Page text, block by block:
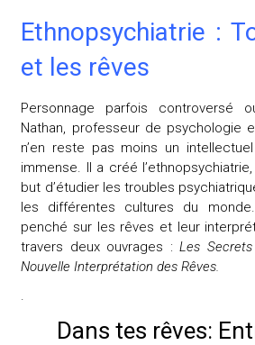
Ethnopsychiatrie :
et les rêves
Personnage parfois controversé
Nathan, professeur de psychologie
n’en reste pas moins un
immense. Il a créé
but d’étudier les troubles
les différentes cultures du
penché sur les rêves et leur
travers deux ouvrages :Les
Nouvelle Interprétation des Rêves.
.
Dans tes rêves: